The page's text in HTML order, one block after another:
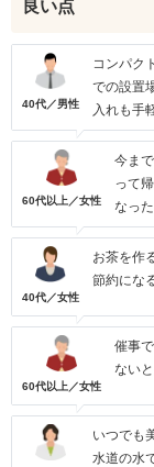
良い点
40代／男性
コンパク
での設置
入れも手
60代以上／女性
今ま
って
なった
40代／女性
お茶を作
節約にな
60代以上／女性
催事
ない
いつでも
水道の水